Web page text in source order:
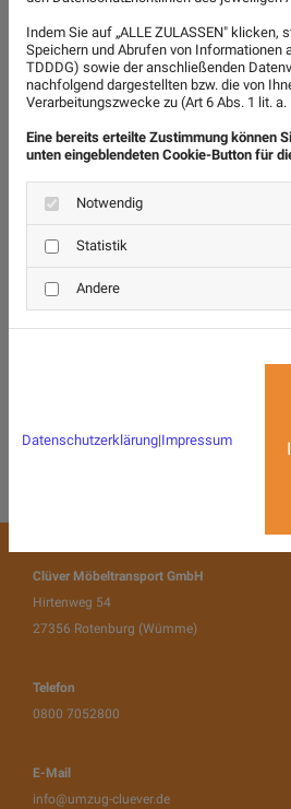
Ich habe die
genommen und stimme der
Daten zu. *
Clüver Möbeltransport GmbH
Hirtenweg 54
27356 Rotenburg (Wümme)
Telefon
0800 7052800
E-Mail
info@umzug-cluever.de
Indem Sie auf „ALLE ZULASSEN" klicken,
Speichern und Abrufen von Informationen
TDDDG) sowie der anschließenden
nachfolgend dargestellten bzw. die von
Verarbeitungszwecke zu (Art 6 Abs. 1 lit. a.
Eine bereits erteilte Zustimmung können
unten eingeblendeten Cookie-Button für
Notwendig
Statistik
Andere
Datenschutzerklärung|Impressum